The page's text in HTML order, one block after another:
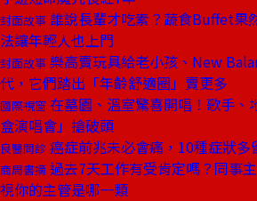
封面故事 誰說長輩才吃素？蔬食Buffet果
法讓年輕人也上門
封面故事 樂高賣玩具給老小孩、New
代，它們踏出「年齡舒適圈」賣更多
國際視窗 在墓園、溫室驚喜開唱！歌手、
盒演唱會」搶破頭
良醫問診 癌症前兆未必會痛，10種症狀多
商周書摘 過去7天工作有受肯定嗎？同事
視你的主管是哪一類